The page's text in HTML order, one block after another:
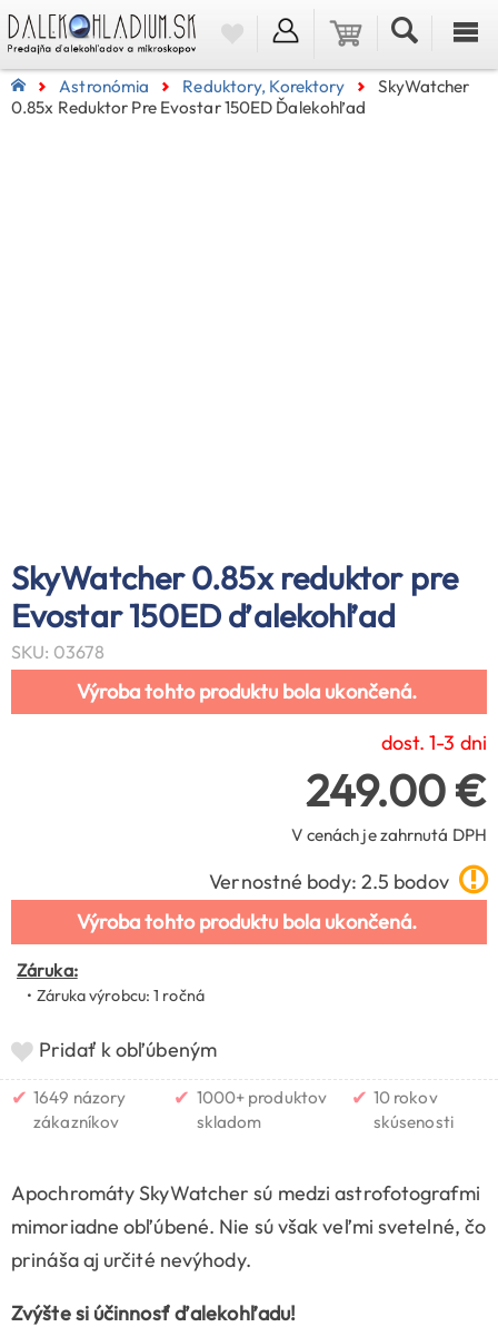
Astronómia Reduktory, Korektory
SkyWatcher
0.85x Reduktor Pre Evostar 150ED Ďalekohľad
SkyWatcher 0.85x reduktor pre
Evostar 150ED ďalekohľad
SKU: 03678
Výroba tohto produktu bola ukončená.
dost. 1-3 dni
249.00 €
V cenách je zahrnutá DPH
Vernostné body: 2.5 bodov
Výroba tohto produktu bola ukončená.
Záruka:
• Záruka výrobcu: 1 ročná
Pridať k obľúbeným
✔ 1649 názory
zákazníkov
✔ 1000+ produktov
skladom
✔ 10 rokov
skúsenosti
Apochromáty SkyWatcher sú medzi astrofotografmi
mimoriadne obľúbené. Nie sú však veľmi svetelné, čo
prináša aj určité nevýhody.
Zvýšte si účinnosť ďalekohľadu!